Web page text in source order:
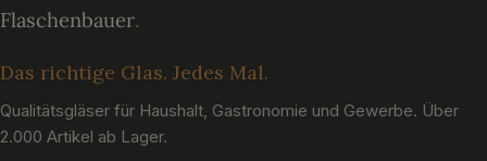
Das richtige Glas. Jedes Mal.
Qualitätsgläser für Haushalt, Gastronomie und Gewerbe. Über
2.000 Artikel ab Lager.